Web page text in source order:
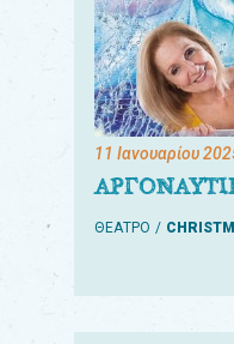
11 Ιανουαρίου
ΘΕΑΤΡΟ